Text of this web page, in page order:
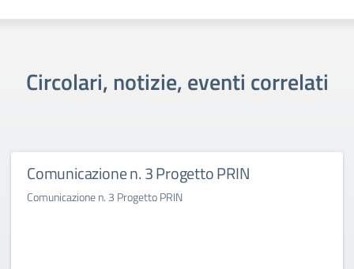
Circolari, notizie, eventi correlati
Comunicazione n. 3 Progetto PRIN
Comunicazione n. 3 Progetto PRIN